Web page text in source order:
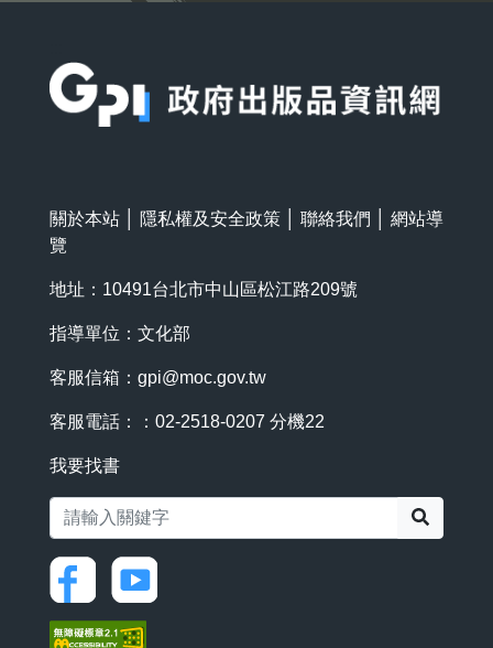
關於本站 隱私權及安全政策 聯絡我們
網站導
覽
地址：10491台北市中山區松江路209號
指導單位：文化部
客服信箱： gpi@moc.gov.tw
客服電話：：02-2518-0207 分機22
我要找書